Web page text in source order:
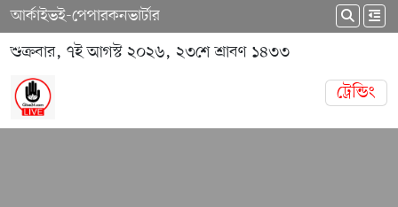
আর্কাইভই-পেপারকনভার্টার
শুক্রবার, ৭ই আগস্ট ২০২৬, ২৩শে শ্রাবণ ১৪৩৩
ট্রেন্ডিং